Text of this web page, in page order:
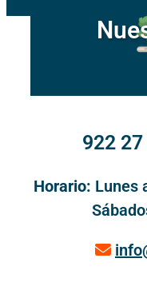
922
Horario: Lunes